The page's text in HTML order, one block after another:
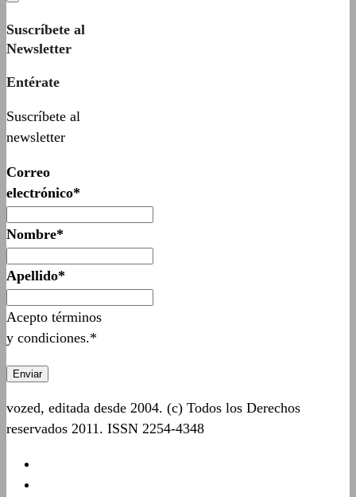
Suscríbete al
Newsletter
Entérate
Suscríbete al
newsletter
Correo
electrónico*
Nombre*
Apellido*
Acepto términos
y condiciones.*
vozed, editada desde 2004. (c) Todos los Derechos
reservados 2011. ISSN 2254-4348